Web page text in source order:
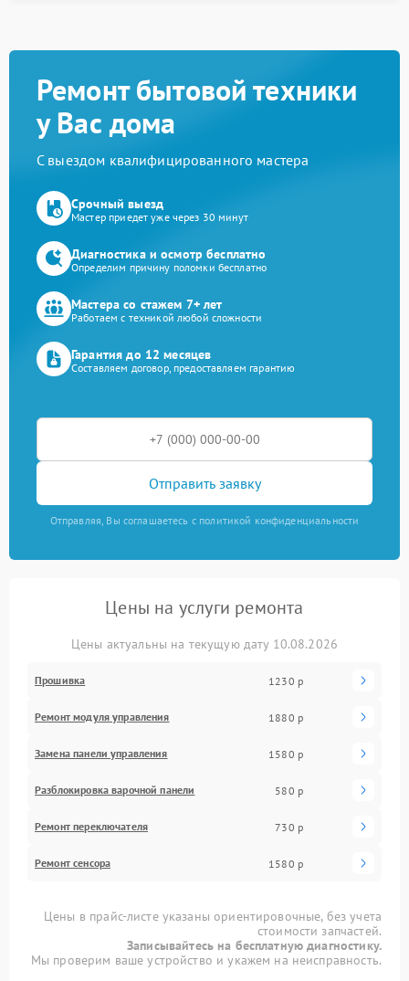
Ремонт бытовой техники
у Вас дома
С выездом квалифицированного мастера
Срочный выезд
Мастер приедет уже через 30 минут
Диагностика и осмотр бесплатно
Определим причину поломки бесплатно
Мастера со стажем 7+ лет
Работаем с техникой любой сложности
Гарантия до 12 месяцев
Составляем договор, предоставляем гарантию
Отправить заявку
Отправляя, Вы соглашаетесь с политикой конфиденциальности
Цены на услуги ремонта
Цены актуальны на текущую дату 10.08.2026
Прошивка 1230 р
Ремонт модуля управления 1880 р
Замена панели управления 1580 р
Разблокировка варочной панели 580 р
Ремонт переключателя 730 р
Ремонт сенсора 1580 р
Цены в прайс-листе указаны ориентировочные, без учета
стоимости запчастей.
Записывайтесь на бесплатную диагностику.
Мы проверим ваше устройство и укажем на неисправность.